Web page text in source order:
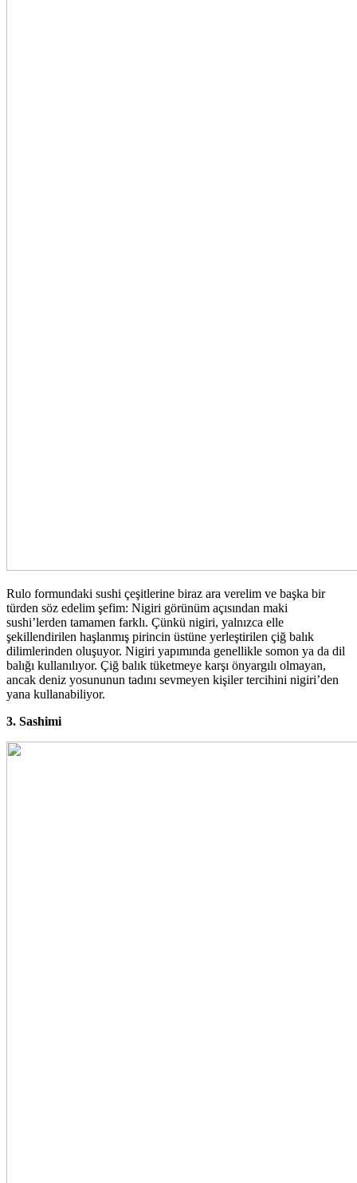
Rulo formundaki sushi çeşitlerine biraz ara verelim ve başka bir
türden söz edelim şefim: Nigiri görünüm açısından maki
sushi’lerden tamamen farklı. Çünkü nigiri, yalnızca elle
şekillendirilen haşlanmış pirincin üstüne yerleştirilen çiğ balık
dilimlerinden oluşuyor. Nigiri yapımında genellikle somon ya da dil
balığı kullanılıyor. Çiğ balık tüketmeye karşı önyargılı olmayan,
ancak deniz yosununun tadını sevmeyen kişiler tercihini nigiri’den
yana kullanabiliyor.
3. Sashimi